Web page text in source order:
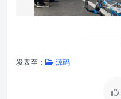
发表至： 源码